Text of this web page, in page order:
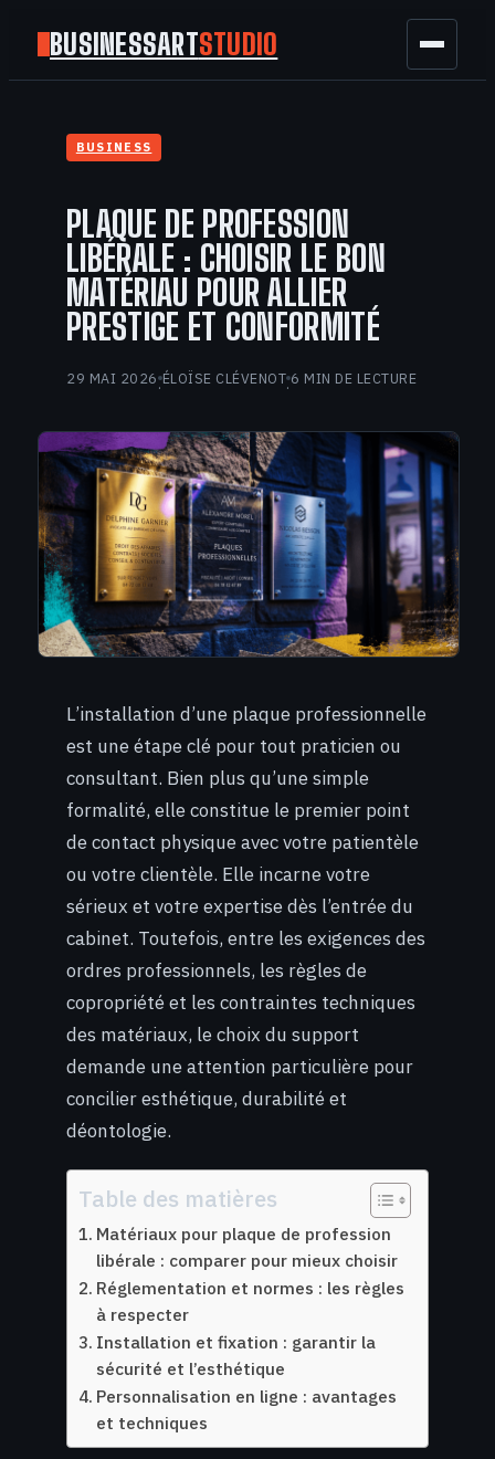
BUSINESSARTSTUDIO
FINANCE
TECH
BUSINESS
PLAQUE DE PROFESSION
LIBÉRALE : CHOISIR LE BON
MATÉRIAU POUR ALLIER
PRESTIGE ET CONFORMITÉ
29 MAI 2026·ÉLOÏSE CLÉVENOT·6 MIN DE LECTURE
L’installation d’une plaque professionnelle
est une étape clé pour tout praticien ou
consultant. Bien plus qu’une simple
formalité, elle constitue le premier point
de contact physique avec votre patientèle
ou votre clientèle. Elle incarne votre
sérieux et votre expertise dès l’entrée du
cabinet. Toutefois, entre les exigences des
ordres professionnels, les règles de
copropriété et les contraintes techniques
des matériaux, le choix du support
demande une attention particulière pour
concilier esthétique, durabilité et
déontologie.
Table des matières
Matériaux pour plaque de profession
libérale : comparer pour mieux choisir
Réglementation et normes : les règles
à respecter
Installation et fixation : garantir la
sécurité et l’esthétique
Personnalisation en ligne : avantages
et techniques